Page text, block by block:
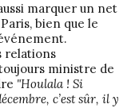
marquer un net
bien que le
relations
ministre de
"Houlala ! Si
c’est sûr, il y